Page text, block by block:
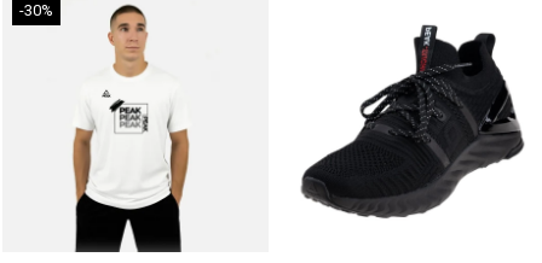
-30%